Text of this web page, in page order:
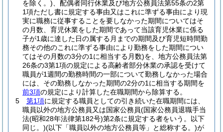
を除く。) 、配偶者同行休業及び地方公務員法第55条の2第
1項ただし書に規定する事由又はこれに準ずる事由により現
実に職務に従事することを要しなかった期間についてはそ
の月数、育児休業をした期間であって当該育児休業に係る
子が1歳に達した日の属する月までの期間及び育児短時間勤
務その他のこれに準ずる事由により勤務をした期間につい
てはその月数の3分の1に相当する月数)を、地方公務員法第
26条の3第1項の規定による高齢者部分休業の承認を受けて
職員が1週間の勤務時間の一部について勤務しなかった場合
には、その勤務しなかった期間の2分の1に相当する期間を
前3項の規定により計算した在職期間から除算する。
5
第1項に規定する職員としての引き続いた在職期間には、
職員以外の地方公務員又は国家公務員(国家公務員退職手当
法(昭和28年法律第182号)第2条に規定する者をいう。以下
同じ。)(以下「職員以外の地方公務員等」と総称する。)が